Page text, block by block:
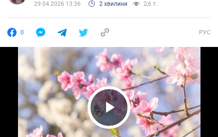
29.04.2026 13:36 2 хвилини 2,6 т.
0 РУС
Play Video